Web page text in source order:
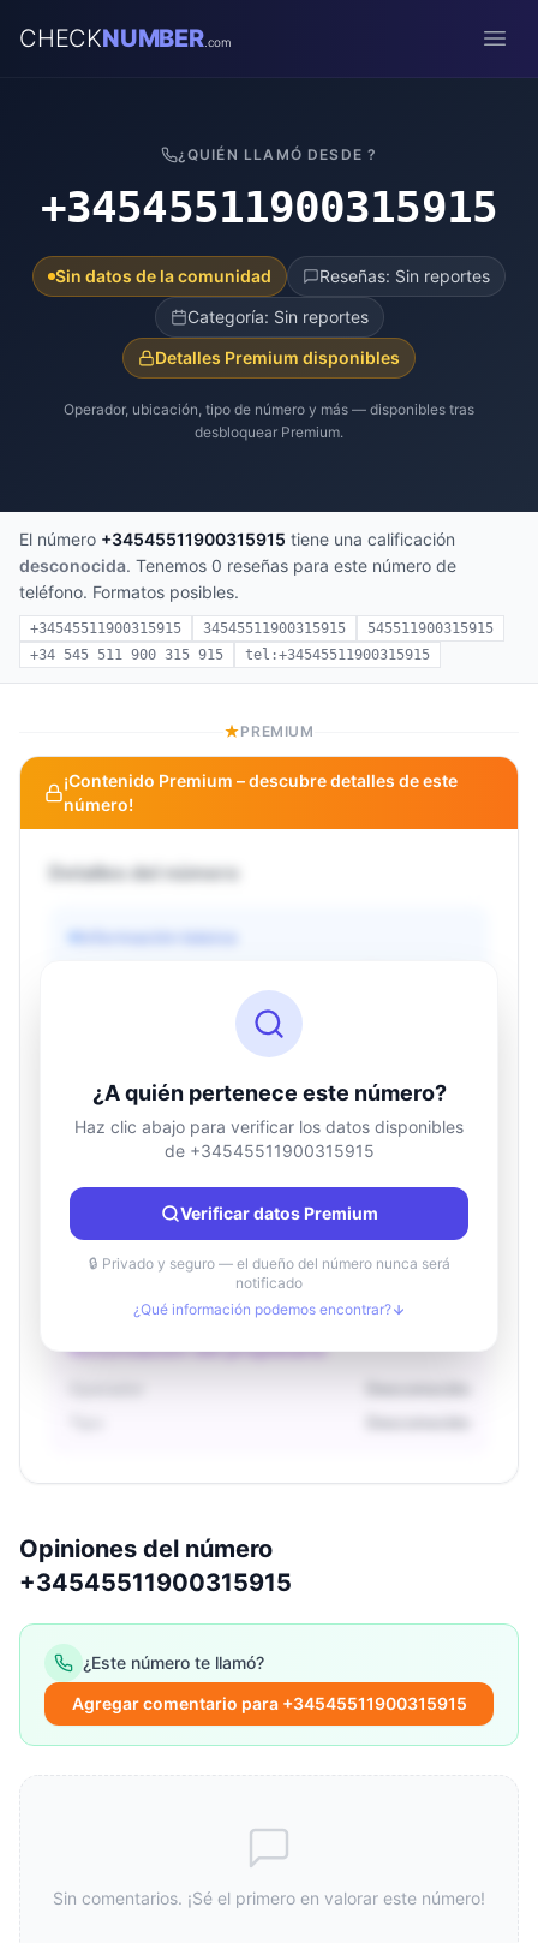
CHECKNUMBER.com
¿QUIÉN LLAMÓ DESDE ?
+34545511900315915
Sin datos de la comunidad
Reseñas: Sin reportes
Categoría: Sin reportes
Detalles Premium disponibles
Operador, ubicación, tipo de número y más — disponibles tras
desbloquear Premium.
El número +34545511900315915 tiene una calificación
desconocida. Tenemos 0 reseñas para este número de
teléfono. Formatos posibles.
+34545511900315915 34545511900315915
545511900315915
+34 545 511 900 315 915
tel:+34545511900315915
PREMIUM
¡Contenido Premium – descubre detalles de este
número!
Detalles del número
Información básica
Información de ubicación
País
Desconocido
Ciudad
Desconocido
Región
Desconocido
Información del propietario
¿A quién pertenece este número?
Haz clic abajo para verificar los datos disponibles
de +34545511900315915
Verificar datos Premium
🔒 Privado y seguro — el dueño del número nunca será
notificado
¿Qué información podemos encontrar?
Opiniones del número
+34545511900315915
¿Este número te llamó?
Agregar comentario para +34545511900315915
Sin comentarios. ¡Sé el primero en valorar este número!